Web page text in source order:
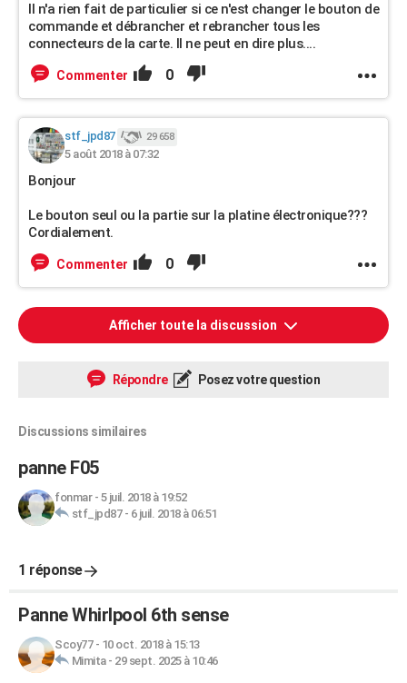
Il n'a rien fait de particulier si ce n'est changer le bouton de
commande et débrancher et rebrancher tous les
connecteurs de la carte. Il ne peut en dire plus....
Commenter 0
stf_jpd87 29 658
5 août 2018 à 07:32
Bonjour
Le bouton seul ou la partie sur la platine électronique???
Cordialement.
Commenter 0
Afficher toute la discussion
Répondre Posez votre question
Discussions similaires
panne F05
fonmar- 5 juil. 2018 à 19:52
stf_jpd87- 6 juil. 2018 à 06:51
1 réponse
Panne Whirlpool 6th sense
Scoy77- 10 oct. 2018 à 15:13
Mimita- 29 sept. 2025 à 10:46